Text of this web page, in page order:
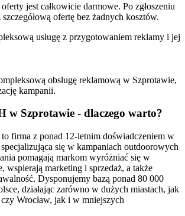
jest całkowicie darmowe. Po zgłoszeniu
ofertę bez żadnych kosztów.
usługę z przygotowaniem reklamy i jej
obsługę reklamową w Szprotawie,
kampanii.
w Szprotawie - dlaczego warto?
to firma z ponad 12-letnim doświadczeniem w
się w kampaniach outdoorowych
pomagają markom wyróżniać się w
wspierają marketing i sprzedaż, a także
Dysponujemy bazą ponad 80 000
działając zarówno w dużych miastach, jak
Wrocław, jak i w mniejszych